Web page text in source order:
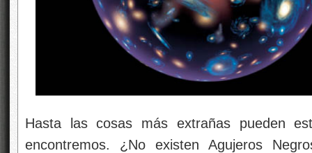
Hasta las cosas más extrañas pueden
encontremos. ¿No existen Agujeros